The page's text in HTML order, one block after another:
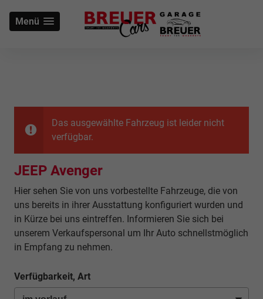
Menü
Das ausgewählte Fahrzeug ist leider nicht
verfügbar.
JEEP Avenger
Hier sehen Sie von uns vorbestellte Fahrzeuge, die von
uns bereits in ihrer Ausstattung konfiguriert wurden und
in Kürze bei uns eintreffen. Informieren Sie sich bei
unserem Verkaufspersonal um Ihr Auto schnellstmöglich
in Empfang zu nehmen.
Verfügbarkeit, Art